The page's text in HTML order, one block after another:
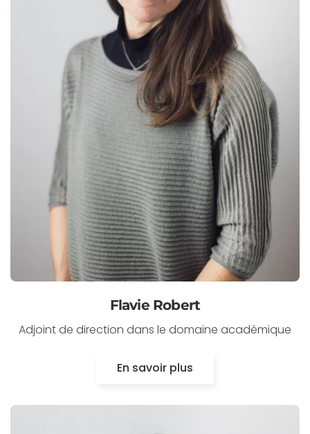
Flavie Robert
Adjoint de direction dans le domaine académique
En savoir plus